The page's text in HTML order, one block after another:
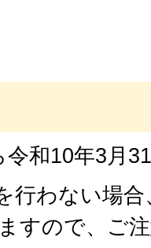
和10年3月
行わない場
すので、ご